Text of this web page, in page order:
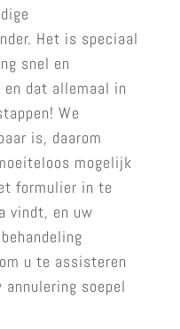
Het is speciaal
snel en
dat allemaal in
We
is, daarom
mogelijk
formulier in te
vindt, en uw
u te assisteren
soepel